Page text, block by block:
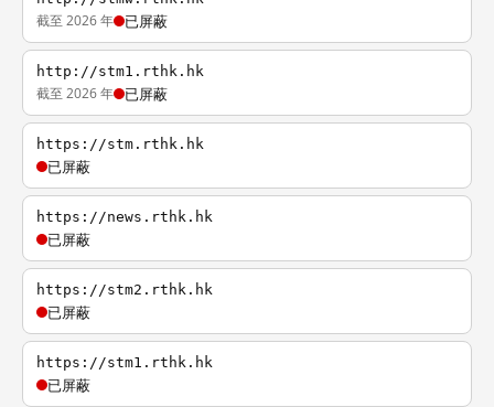
截至 2026 年 已屏蔽
http://stm1.rthk.hk
截至 2026 年 已屏蔽
https://stm.rthk.hk
已屏蔽
https://news.rthk.hk
已屏蔽
https://stm2.rthk.hk
已屏蔽
https://stm1.rthk.hk
已屏蔽